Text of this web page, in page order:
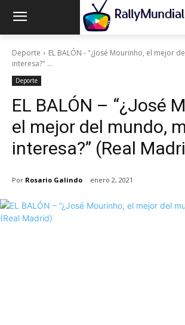
Deporte
EL BALÓN - "¿José Mourinho, el mejor
interesa?" ...
Deporte
EL BALÓN – “¿José
el mejor del mundo,
interesa?” (Real
Por Rosario Galindo enero 2, 2021